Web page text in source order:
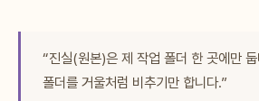
“진실(원본)은 제 작업 폴더 한 곳에만
폴더를 거울처럼 비추기만 합니다.”